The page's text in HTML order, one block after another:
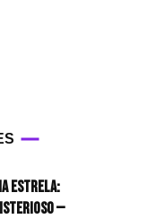
estrela:
—